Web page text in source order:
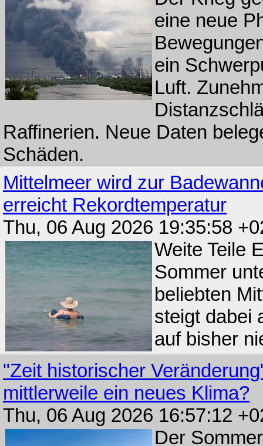
eine neue
ein
Luft.
Raffinerien. Neue Daten
Schäden.
Mittelmeer wird zur
erreicht Rekordtemperatur
Thu, 06 Aug 2026 19:35:58
Weite Teile
Sommer
beliebten
steigt dabei
auf bisher
"Zeit historischer
mittlerweile ein neues Klima?
Thu, 06 Aug 2026 16:57:12
Der